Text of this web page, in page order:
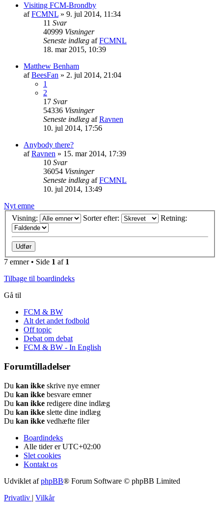
Visiting FCM-Brondby
afFCMNL » 9. jul 2014, 11:34
11 Svar
40999 Visninger
Seneste indlæg afFCMNL
18. mar 2015, 10:39
Matthew Benham
afBeesFan » 2. jul 2014, 21:04
1
2
17 Svar
54336 Visninger
Seneste indlæg afRavnen
10. jul 2014, 17:56
Anybody there?
afRavnen » 15. mar 2014, 17:39
10 Svar
36054 Visninger
Seneste indlæg afFCMNL
10. jul 2014, 13:49
Nyt emne
Visning:
Sorter efter: Retning:
7 emner • Side 1 af 1
Tilbage til boardindeks
Gå til
FCM & BW
Alt det andet fodbold
Off topic
Debat om debat
FCM & BW - In English
Forumtilladelser
Du kan ikke skrive nye emner
Du kan ikke besvare emner
Du kan ikke redigere dine indlæg
Du kan ikke slette dine indlæg
Du kan ikke vedhæfte filer
Boardindeks
Alle tider erUTC+02:00
Slet cookies
Kontakt os
Udviklet afphpBB® Forum Software © phpBB Limited
Privatliv | Vilkår